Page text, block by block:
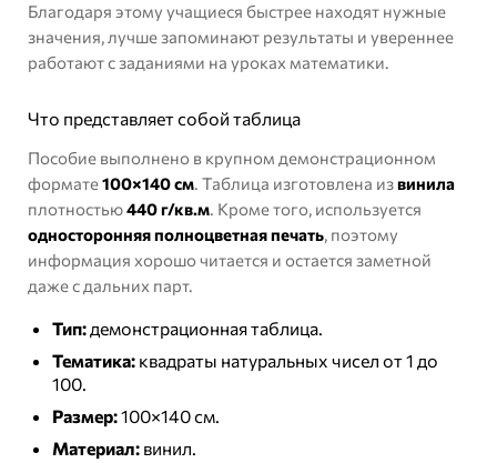
Благодаря этому учащиеся быстрее находят нужные
значения, лучше запоминают результаты и увереннее
работают с заданиями на уроках математики.
Что представляет собой таблица
Пособие выполнено в крупном демонстрационном
формате100×140 см. Таблица изготовлена извинила
плотностью440 г/кв.м. Кроме того, используется
односторонняя полноцветная печать, поэтому
информация хорошо читается и остается заметной
даже с дальних парт.
Тип: демонстрационная таблица.
Тематика: квадраты натуральных чисел от 1 до
100.
Размер:100×140 см.
Материал: винил.